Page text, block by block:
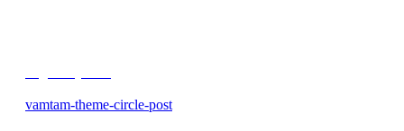
vamtam-theme-circle-post